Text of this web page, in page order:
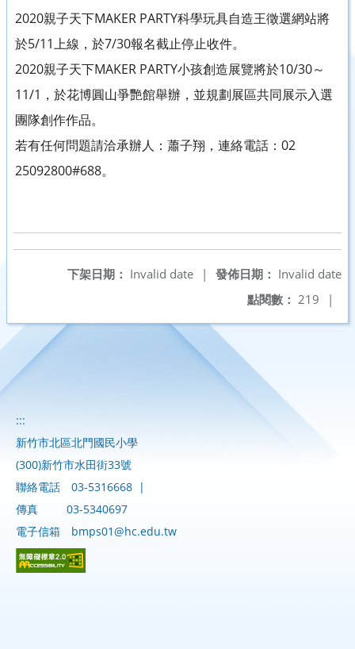
2020親子天下MAKER PARTY科學玩具自造王徵選網站將
於5/11上線，於7/30報名截止停止收件。
2020親子天下MAKER PARTY小孩創造展覽將於10/30～
11/1，於花博圓山爭艷館舉辦，並規劃展區共同展示入選
團隊創作作品。
若有任何問題請洽承辦人：蕭子翔，連絡電話：02
25092800#688。
發佈日期： Invalid date
下架日期： Invalid date
|
點閱數： 219 |
:::
新竹市北區北門國民小學
(300)新竹市水田街33號
聯絡電話
03-5316668 |
傳真
03-5340697
電子信箱
bmps01@hc.edu.tw